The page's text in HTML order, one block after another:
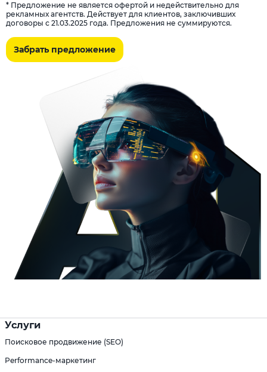
* Предложение не является офертой и недействительно для
рекламных агентств. Действует для клиентов, заключивших
договоры с 21.03.2025 года. Предложения не суммируются.
Забрать предложение
Услуги
Поисковое продвижение (SEO)
Performance-маркетинг